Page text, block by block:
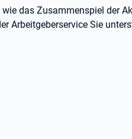
das Zusammenspiel der
Arbeitgeberservice Sie